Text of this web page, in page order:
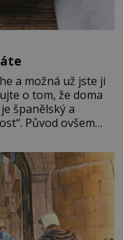
a možná už jste ji
o tom, že doma
španělský a
Původ ovšem
zemí a k tomu